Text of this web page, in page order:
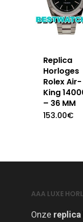
Replica
Horloges
Rolex Air-
King
– 36 MM
153.00€
AAA LUXE
Onze